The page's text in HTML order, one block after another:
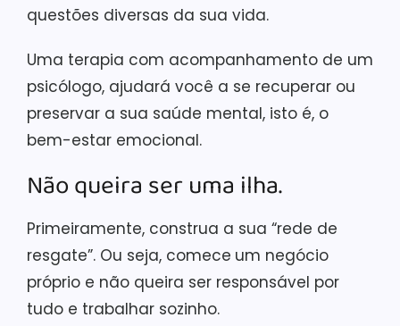
questões diversas da sua vida.
Uma terapia com acompanhamento de um
psicólogo, ajudará você a se recuperar ou
preservar a sua saúde mental, isto é, o
bem-estar emocional.
Não queira ser uma ilha.
Primeiramente, construa a sua “rede de
resgate”. Ou seja, comece um negócio
próprio e não queira ser responsável por
tudo e trabalhar sozinho.